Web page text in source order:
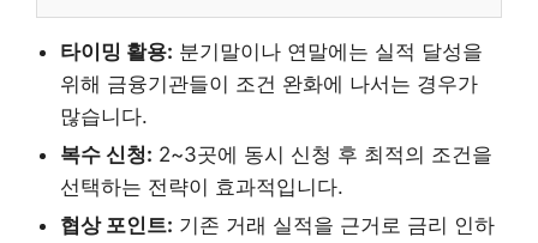
타이밍 활용: 분기말이나 연말에는 실적 달성을
위해 금융기관들이 조건 완화에 나서는 경우가
많습니다.
복수 신청: 2~3곳에 동시 신청 후 최적의 조건을
선택하는 전략이 효과적입니다.
협상 포인트: 기존 거래 실적을 근거로 금리 인하